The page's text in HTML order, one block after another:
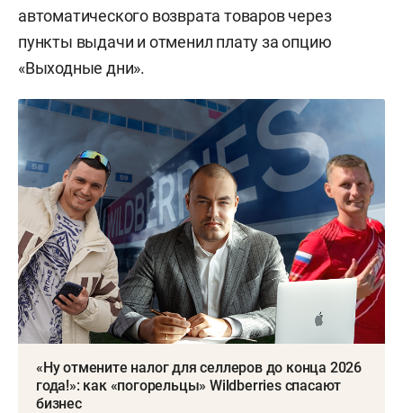
автоматического возврата товаров через
пункты выдачи и отменил плату за опцию
«Выходные дни».
«Ну отмените налог для селлеров до конца 2026
года!»: как «погорельцы» Wildberries спасают
бизнес